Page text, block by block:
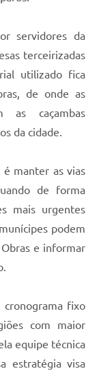
servidores da
terceirizadas
utilizado fica
de onde as
as caçambas
da cidade.
manter as vias
de forma
mais urgentes
podem
e informar
cronograma fixo
com maior
equipe técnica
estratégia visa